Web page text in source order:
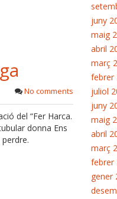
No comments
del “Fer Harca.
donna Ens
juny
maig
abril
març
febrer
juliol
juny
maig
abril
març
febrer
gener